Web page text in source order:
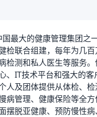
最大的健康管理集团之
检联合组建，每年为几
检测和私人医生等服务
、IT技术平台和强大的客
人及团体提供从体检、检
病管理、健康保险等全
摆脱亚健康、预防慢性